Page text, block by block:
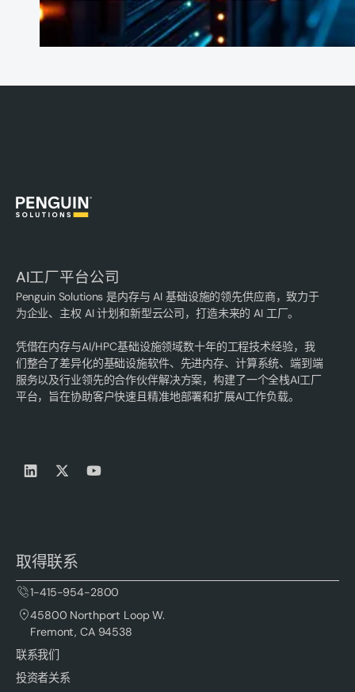
AI工厂平台公司
Penguin Solutions 是内存与 AI 基础设施的领先供应商，致力于
为企业、主权 AI 计划和新型云公司，打造未来的 AI 工厂。
凭借在内存与AI/HPC基础设施领域数十年的工程技术经验，我
们整合了差异化的基础设施软件、先进内存、计算系统、端到端
服务以及行业领先的合作伙伴解决方案，构建了一个全栈AI工厂
平台，旨在协助客户快速且精准地部署和扩展AI工作负载。
取得联系
1-415-954-2800
45800 Northport Loop W.
Fremont, CA 94538
联系我们
投资者关系